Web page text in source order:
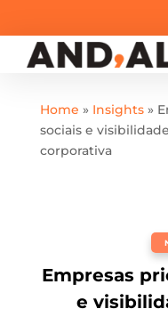
Home » Insights»
sociais e
corporativa
Empresas
e